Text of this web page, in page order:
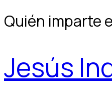
Quién imparte
Jesús